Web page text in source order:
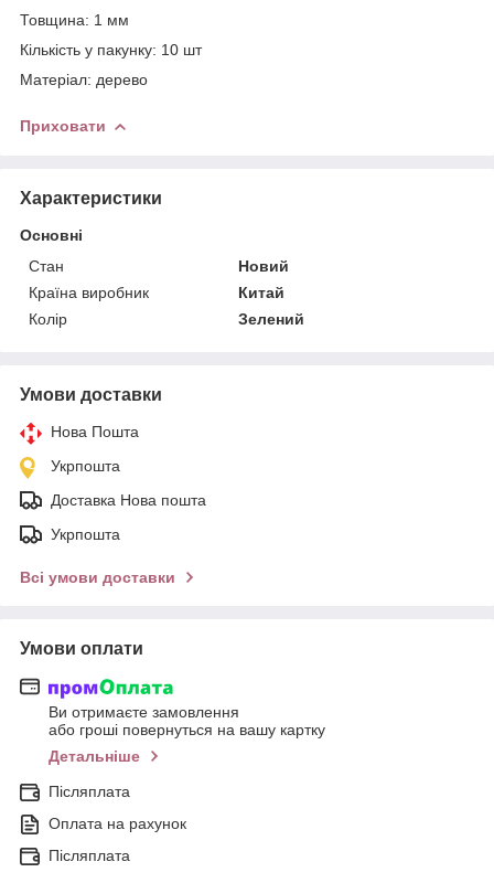
Товщина: 1 мм
Кількість у пакунку: 10 шт
Матеріал: дерево
Приховати
Характеристики
Основні
Стан
Новий
Країна виробник
Китай
Колір
Зелений
Умови доставки
Нова Пошта
Укрпошта
Доставка Нова пошта
Укрпошта
Всі умови доставки
Умови оплати
Ви отримаєте замовлення
або гроші повернуться на вашу картку
Детальніше
Післяплата
Оплата на рахунок
Післяплата